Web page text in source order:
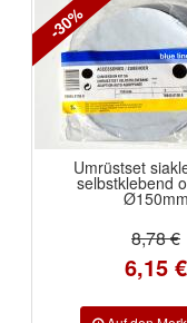
Umrüstset
selbstklebend
Ø150mm
8,78 €
6,15 €
-30%